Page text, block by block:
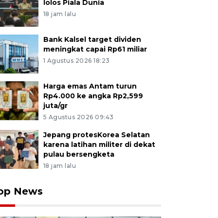
lolos Piala Dunia
18 jam lalu
Bank Kalsel target dividen
meningkat capai Rp61 miliar
1 Agustus 2026 18:23
Harga emas Antam turun
Rp4.000 ke angka Rp2,599
juta/gr
5 Agustus 2026 09:43
Jepang protesKorea Selatan
karena latihan militer di dekat
pulau bersengketa
18 jam lalu
News